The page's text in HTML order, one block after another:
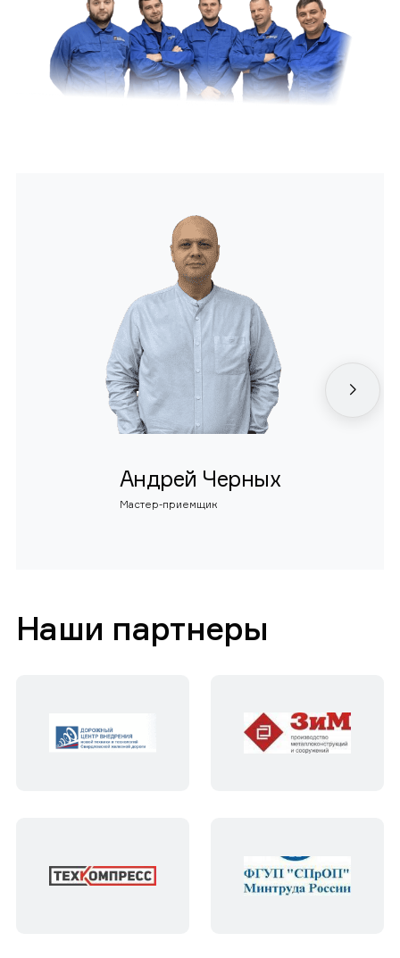
Андрей Черных
Мастер-приемщик
Наши партнеры